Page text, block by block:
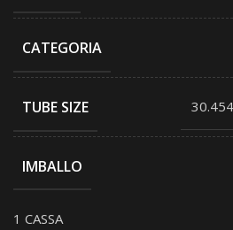
CATEGORIA
TUBE SIZE
IMBALLO
1 CASSA